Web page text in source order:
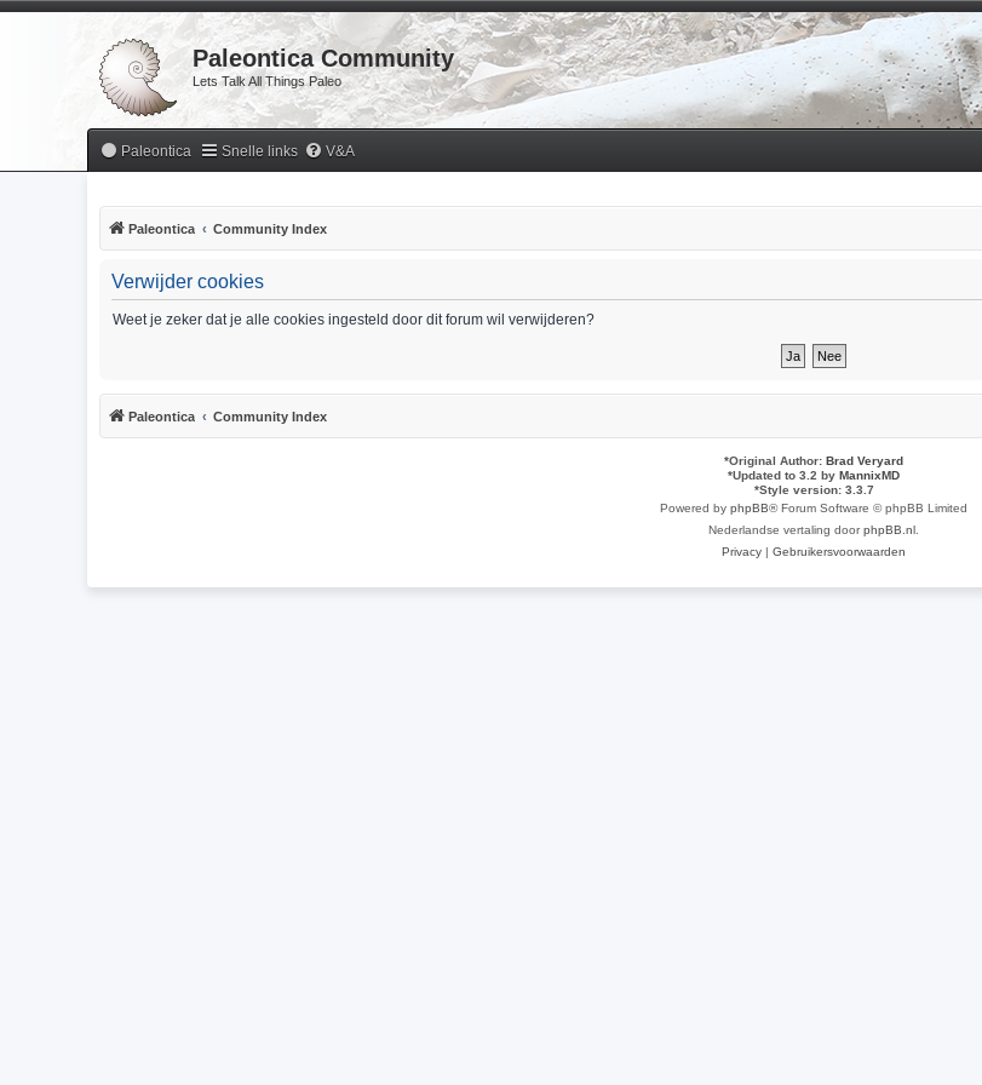
Paleontica Community
Lets Talk All Things Paleo
Paleontica Snelle links V&A
Paleontica Community Index
Verwijder cookies
Weet je zeker dat je alle cookies ingesteld door dit forum wil verwijderen?
Paleontica Community Index
*Original Author: Brad Veryard
*Updated to 3.2 by MannixMD
*Style version: 3.3.7
Powered by phpBB® Forum Software © phpBB Limited
Nederlandse vertaling doorphpBB.nl
Privacy | Gebruikersvoorwaarden